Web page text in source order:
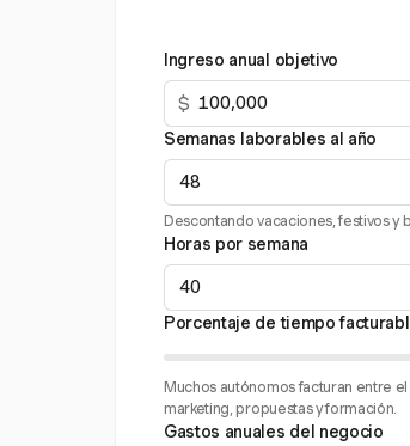
Ingreso anual objetivo
$
Semanas laborables al año
Descontando vacaciones, festivos y
Horas por semana
Porcentaje de tiempo
Muchos autónomos facturan entre
marketing, propuestas y formación.
Gastos anuales del negocio